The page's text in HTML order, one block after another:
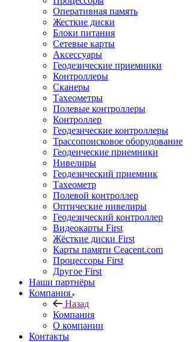
Оперативная память
Жесткие диски
Блоки питания
Сетевые карты
Аксессуары
Геодезические приемники
Контроллеры
Сканеры
Тахеометры
Полевые контроллеры
Контроллер
Геодезические контроллеры
Трассопоисковое оборудование
Геодеические приемники
Нивелиры
Геодезический приемник
Тахеометр
Полевой контроллер
Оптические нивелиры
Геодезический контроллер
Видеокарты First
Жёсткие диски First
Карты памяти Ceacent.com
Процессоры First
Другое First
Наши партнёры
Компания
Назад
Компания
О компании
Контакты